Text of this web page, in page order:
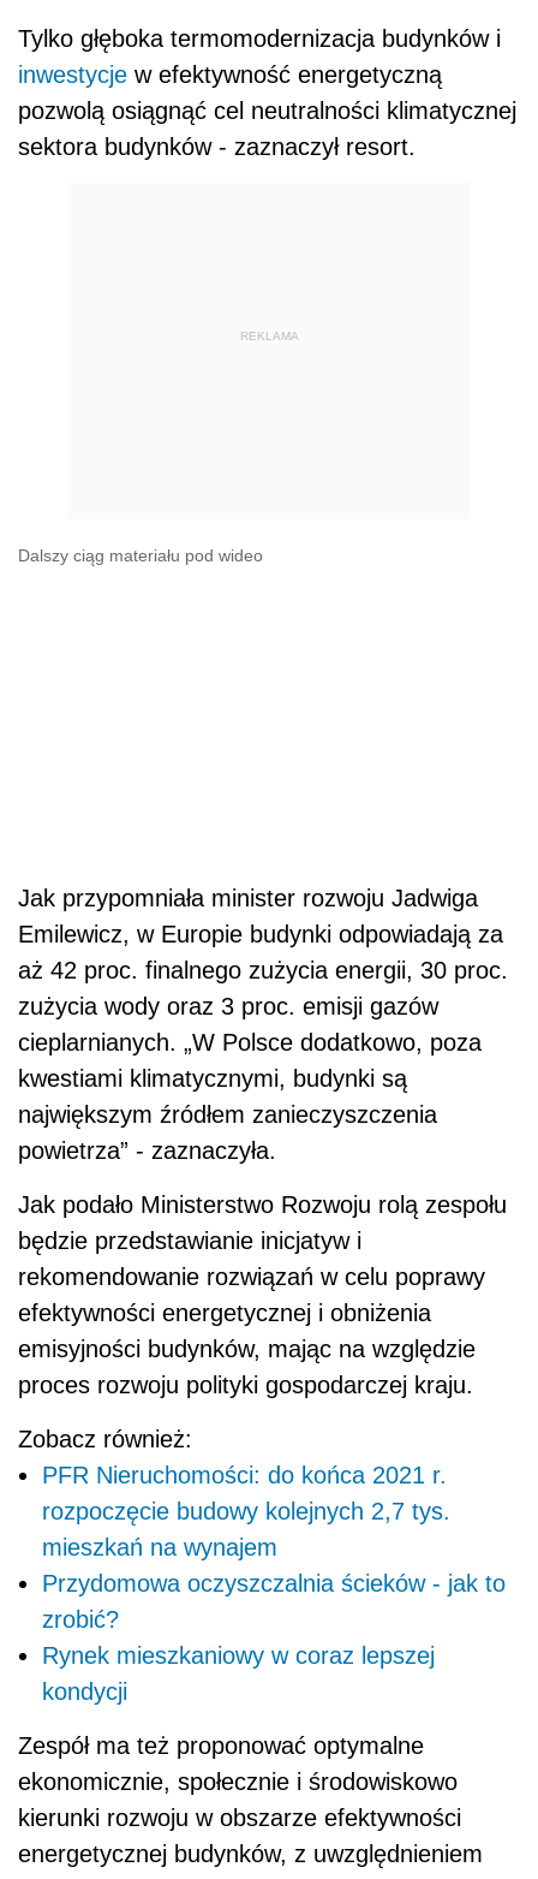
Tylko głęboka termomodernizacja budynków i
inwestycje w efektywność energetyczną
pozwolą osiągnąć cel neutralności klimatycznej
sektora budynków - zaznaczył resort.
REKLAMA
Dalszy ciąg materiału pod wideo
Jak przypomniała minister rozwoju Jadwiga
Emilewicz, w Europie budynki odpowiadają za
aż 42 proc. finalnego zużycia energii, 30 proc.
zużycia wody oraz 3 proc. emisji gazów
cieplarnianych. „W Polsce dodatkowo, poza
kwestiami klimatycznymi, budynki są
największym źródłem zanieczyszczenia
powietrza” - zaznaczyła.
Jak podało Ministerstwo Rozwoju rolą zespołu
będzie przedstawianie inicjatyw i
rekomendowanie rozwiązań w celu poprawy
efektywności energetycznej i obniżenia
emisyjności budynków, mając na względzie
proces rozwoju polityki gospodarczej kraju.
Zobacz również:
PFR Nieruchomości: do końca 2021 r.
rozpoczęcie budowy kolejnych 2,7 tys.
mieszkań na wynajem
Przydomowa oczyszczalnia ścieków - jak to
zrobić?
Rynek mieszkaniowy w coraz lepszej
kondycji
Zespół ma też proponować optymalne
ekonomicznie, społecznie i środowiskowo
kierunki rozwoju w obszarze efektywności
energetycznej budynków, z uwzględnieniem